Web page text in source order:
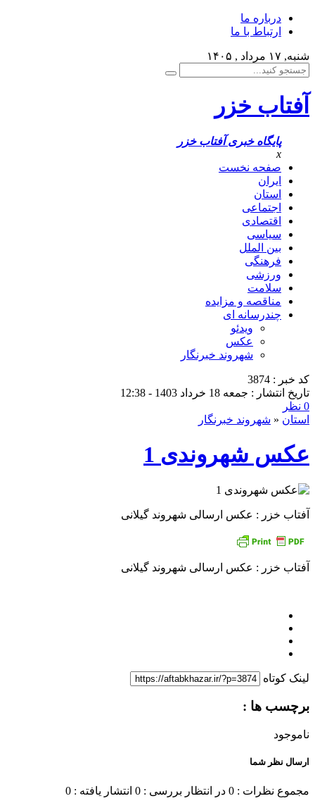
درباره ما
ارتباط با ما
شنبه, ۱۷ مرداد , ۱۴۰۵
آفتاب خزر
پایگاه خبری آفتاب خزر
x
صفحه نخست
ایران
استان
اجتماعی
اقتصادی
سیاسی
بین الملل
فرهنگی
ورزشی
سلامت
مناقصه و مزایده
چندرسانه ای
ویدئو
عکس
شهروند خبرنگار
کد خبر : 3874
تاریخ انتشار : جمعه 18 خرداد 1403 - 12:38
0 نظر
استان « شهروند خبرنگار
عکس شهروندی 1
آفتاب خزر : عکس ارسالی شهروند گیلانی
آفتاب خزر : عکس ارسالی شهروند گیلانی
لینک کوتاه
برچسب ها :
ناموجود
ارسال نظر شما
مجموع نظرات : 0 در انتظار بررسی : 0 انتشار یافته : 0